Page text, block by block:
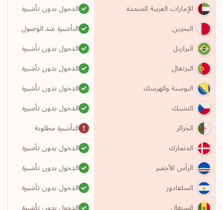
الإمارات العربية المتحدة
الدخول بدون تأشيرة
البحرين
التأشيرة عند الوصول
البرازيل
الدخول بدون تأشيرة
البرتغال
الدخول بدون تأشيرة
البوسنة والهرسك
الدخول بدون تأشيرة
التشيك
الدخول بدون تأشيرة
الجزائر
التأشيرة مطلوبة
الدنمارك
الدخول بدون تأشيرة
الرأس الأخضر
الدخول بدون تأشيرة
السلفادور
الدخول بدون تأشيرة